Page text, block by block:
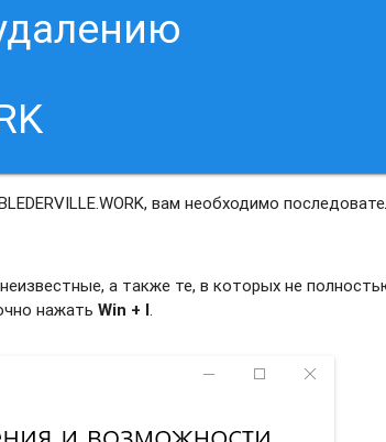
вам необходимо
а также те, в которых не
нажатьWin + I